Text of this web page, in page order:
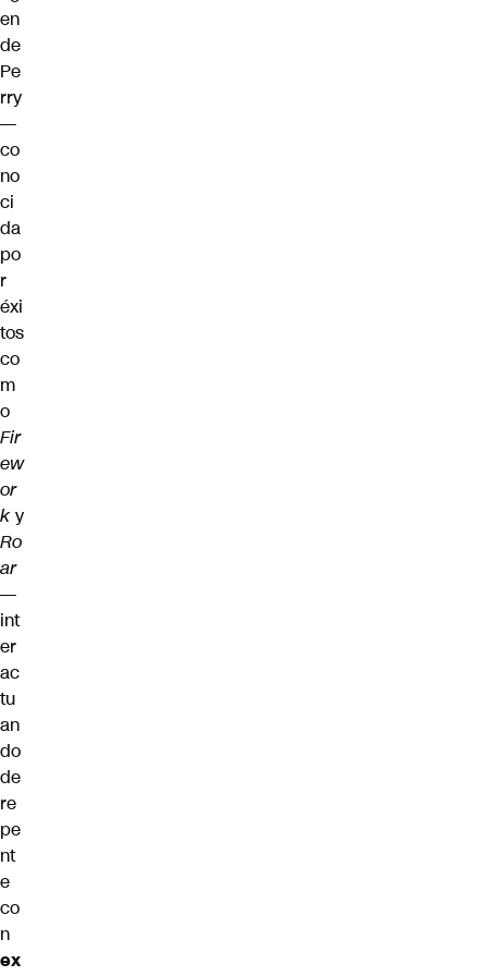
en
de
Pe
rry
—
co
no
ci
da
po
r
éxi
tos
co
m
o
Fir
ew
or
ky
Ro
ar
—
int
er
ac
tu
an
do
de
re
pe
nt
e
co
n
ex